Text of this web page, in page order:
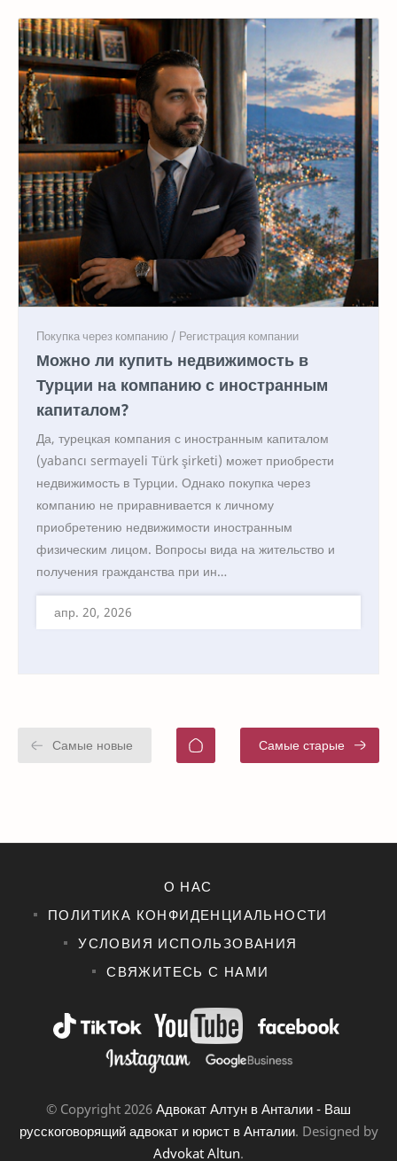
Можно ли купить недвижимость в
Турции на компанию с иностранным
капиталом?
Да, турецкая компания с иностранным капиталом
(yabancı sermayeli Türk şirketi) может приобрести
недвижимость в Турции. Однако покупка через
компанию не приравнивается к личному
приобретению недвижимости иностранным
физическим лицом. Вопросы вида на жительство и
получения гражданства при ин…
О НАС
ПОЛИТИКА КОНФИДЕНЦИАЛЬНОСТИ
УСЛОВИЯ ИСПОЛЬЗОВАНИЯ
СВЯЖИТЕСЬ С НАМИ
© Copyright 2026 Адвокат Алтун в Анталии - Ваш
русскоговорящий адвокат и юрист в Анталии. Designed by
Advokat Altun.